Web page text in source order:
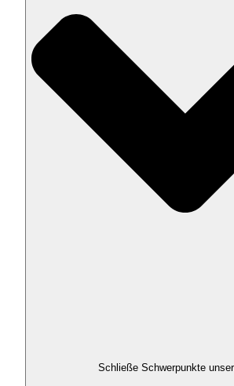
Schließe Schwerpunkte